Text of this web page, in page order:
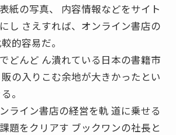
紙の写真、 内容情報などをサイト
し さえすれば、オンライン書店の
的容易だ。
どんど ん潰れている日本の書籍市
の入りこむ余地が大きかったとい
。
ライン書店の経営を軌 道に乗せる
題をクリアす ブックワンの社長と